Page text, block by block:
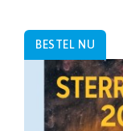
BESTEL NU